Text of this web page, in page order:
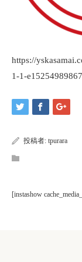
https://
1-1-
投稿者: tpurara
[instashow